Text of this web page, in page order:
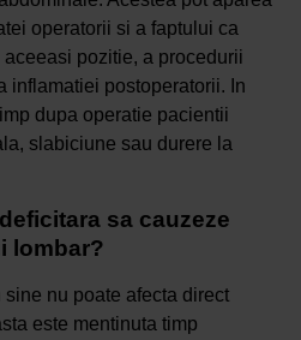
operatorii si a faptului ca
pozitie, a procedurii
inflamatiei postoperatorii. In
dupa operatie pacientii
slabiciune sau durere la
sa cauzeze
lombar?
nu poate afecta direct
este mentinuta timp